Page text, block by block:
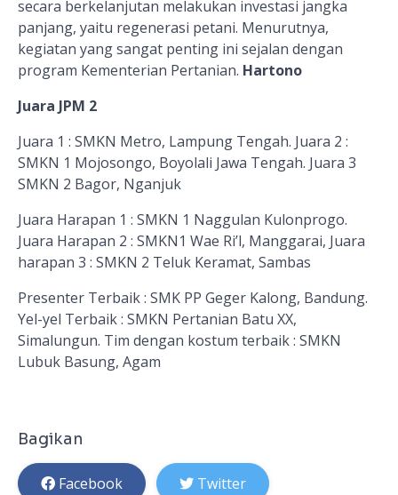
secara berkelanjutan melakukan investasi jangka
panjang, yaitu regenerasi petani. Menurutnya,
kegiatan yang sangat penting ini sejalan dengan
program Kementerian Pertanian. Hartono
Juara JPM 2
Juara 1 : SMKN Metro, Lampung Tengah. Juara 2 :
SMKN 1 Mojosongo, Boyolali Jawa Tengah. Juara 3
SMKN 2 Bagor, Nganjuk
Juara Harapan 1 : SMKN 1 Naggulan Kulonprogo.
Juara Harapan 2 : SMKN1 Wae Ri’l, Manggarai, Juara
harapan 3 : SMKN 2 Teluk Keramat, Sambas
Presenter Terbaik : SMK PP Geger Kalong, Bandung.
Yel-yel Terbaik : SMKN Pertanian Batu XX,
Simalungun. Tim dengan kostum terbaik : SMKN
Lubuk Basung, Agam
Bagikan
Facebook Twitter